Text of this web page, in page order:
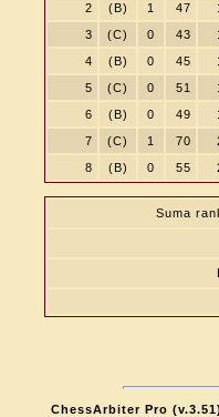
2
(B) 1 47
3
(C) 0 43
4
(B) 0 45
5
(C) 0 51
6
(B) 0 49
7
(C) 1 70
8
(B) 0 55
Suma
ChessArbiter Pro